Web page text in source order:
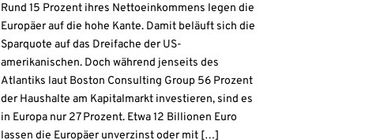
Rund 15 Prozent ihres Nettoeinkommens legen die
Europäer auf die hohe Kante. Damit beläuft sich die
Sparquote auf das Dreifache der US-
amerikanischen. Doch während jenseits des
Atlantiks laut Boston Consulting Group 56 Prozent
der Haushalte am Kapitalmarkt investieren, sind es
in Europa nur 27 Prozent. Etwa 12 Billionen Euro
lassen die Europäer unverzinst oder mit […]